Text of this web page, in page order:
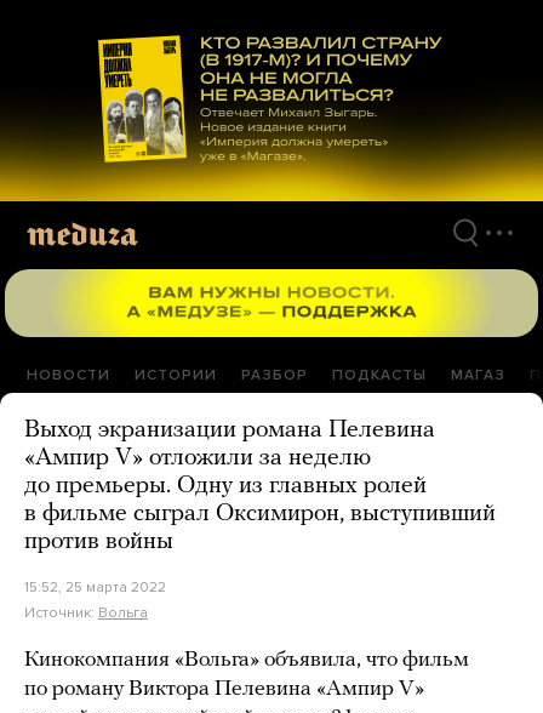
материалам
НОВОСТИ ИСТОРИИ РАЗБОР ПОДКАСТЫ МАГАЗ
Выход экранизации романа Пелевина
«Ампир V» отложили за неделю
до премьеры. Одну из главных ролей
в фильме сыграл Оксимирон, выступивший
против войны
15:52, 25 марта 2022
Источник: Вольга
Кинокомпания «Вольга» объявила, что фильм
по роману Виктора Пелевина «Ампир V»